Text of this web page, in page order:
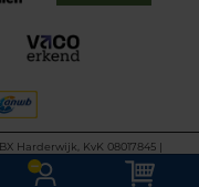
Harderwijk, KvK 08017845 |
Cookiebeleid
Disclaimer
Privacy Policy
Terms of